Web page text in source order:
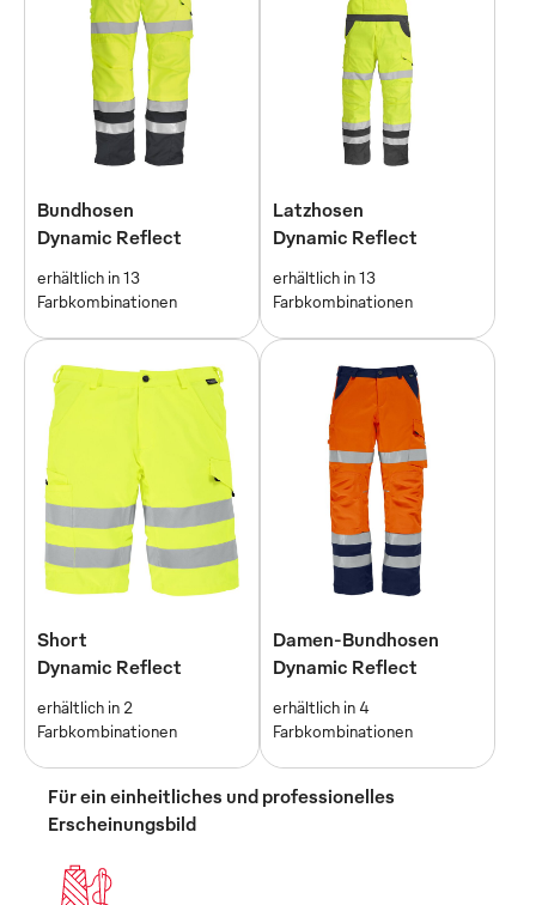
Bundhosen
Dynamic Reflect
erhältlich in 13
Farbkombinationen
Latzhosen
Dynamic Reflect
erhältlich in 13
Farbkombinationen
Short
Dynamic Reflect
erhältlich in 2
Farbkombinationen
Damen-Bundhosen
Dynamic Reflect
erhältlich in 4
Farbkombinationen
Für ein einheitliches und professionelles
Erscheinungsbild